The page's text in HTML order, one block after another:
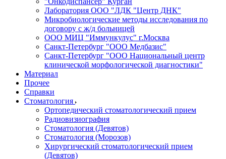
Лаборатория ООО "ЛДК "Центр ДНК"
Микробиологические методы исследования по
договору с ж/д больницей
ООО МИЦ "Иммункулус" г.Москва
Санкт-Петербург "ООО Медбазис"
Санкт-Петербург "ООО Национальный центр
клинической морфологической диагностики"
Материал
Прочее
Справки
Стоматология
Ортопедический стоматологический прием
Радиовизиография
Стоматология (Девятов)
Стоматология (Морозов)
Хирургический стоматологический прием
(Девятов)